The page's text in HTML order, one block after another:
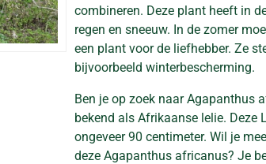
combineren. Deze plant heeft in
regen en sneeuw. In de zomer
een plant voor de liefhebber. Ze
bijvoorbeeld winterbescherming.
Ben je op zoek naar Agapanthus
bekend als Afrikaanse lelie. Deze
ongeveer 90 centimeter. Wil je
deze Agapanthus africanus? Je